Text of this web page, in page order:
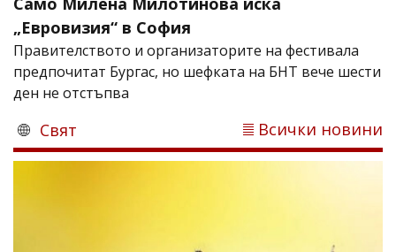
„Евровизия“ в София
Правителството и организаторите на фестивала
предпочитат Бургас, но шефката на БНТ вече шести
ден не отстъпва
Свят Всички новини